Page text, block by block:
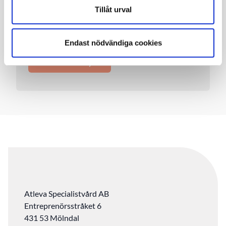
Tillåt urval
Endast nödvändiga cookies
Avtal med Värmland, Örebro
och Dalarna
Läs mer
Atleva Specialistvård AB
Entreprenörsstråket 6
431 53 Mölndal